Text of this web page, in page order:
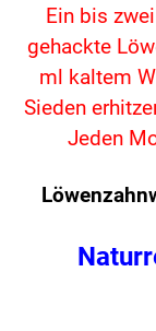
Ein bis
gehackte
ml kaltem
Sieden
Jeden